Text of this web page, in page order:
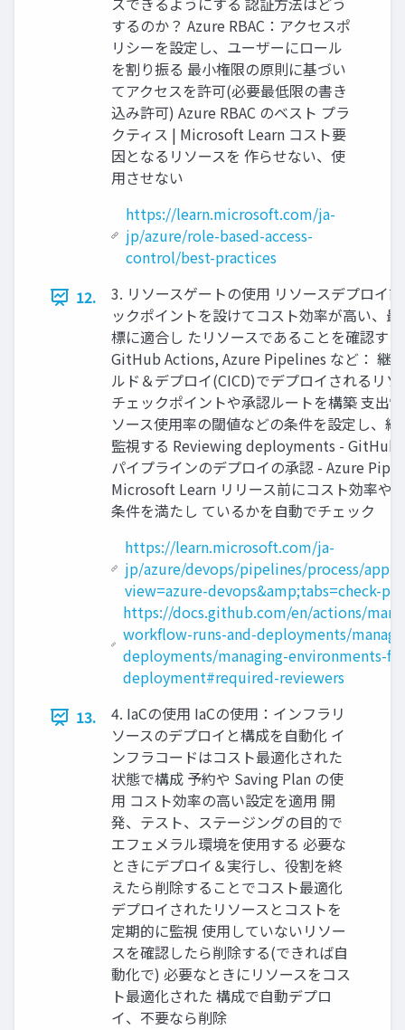
するのか？ Azure RBAC：アクセスポ
リシーを設定し、ユーザーにロール
を割り振る 最小権限の原則に基づい
てアクセスを許可(必要最低限の書き
込み許可) Azure RBAC のベスト プラ
クティス | Microsoft Learn コスト要
因となるリソースを 作らせない、使
用させない
https://learn.microsoft.com/ja-
jp/azure/role-based-access-
control/best-practices
12.
3. リソースゲートの使用 リソースデプロイ
ックポイントを設けてコスト効率が高い、
標に適合し たリソースであることを確認する
GitHub Actions, Azure Pipelines など： 継
ルド＆デプロイ(CICD)でデプロイされるリソ
チェックポイントや承認ルートを構築 支出
ソース使用率の閾値などの条件を設定し、継
監視する Reviewing deployments - GitHub
パイプラインのデプロイの承認 - Azure
Microsoft Learn リリース前にコスト効率や
条件を満たし ているかを自動でチェック
https://learn.microsoft.com/ja-
jp/azure/devops/pipelines/process/
view=azure-devops&amp;tabs=check-
https://docs.github.com/en/actions/
workflow-runs-and-deployments/
deployments/managing-environments-
deployment#required-reviewers
13.
4. IaCの使用 IaCの使用：インフラリ
ソースのデプロイと構成を自動化 イ
ンフラコードはコスト最適化された
状態で構成 予約や Saving Plan の使
用 コスト効率の高い設定を適用 開
発、テスト、ステージングの目的で
エフェメラル環境を使用する 必要な
ときにデプロイ＆実行し、役割を終
えたら削除することでコスト最適化
デプロイされたリソースとコストを
定期的に監視 使用していないリソー
スを確認したら削除する(できれば自
動化で) 必要なときにリソースをコス
ト最適化された 構成で自動デプロ
イ、不要なら削除